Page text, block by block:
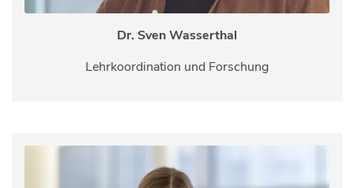
Dr. Sven Wasserthal
Lehrkoordination und Forschung